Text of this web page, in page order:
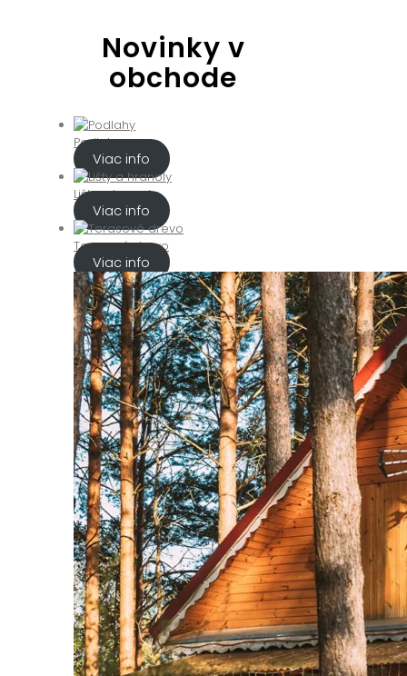
Novinky v
obchode
Podlahy
Viac info
Lišty a hranoly
Viac info
Terasové drevo
Viac info